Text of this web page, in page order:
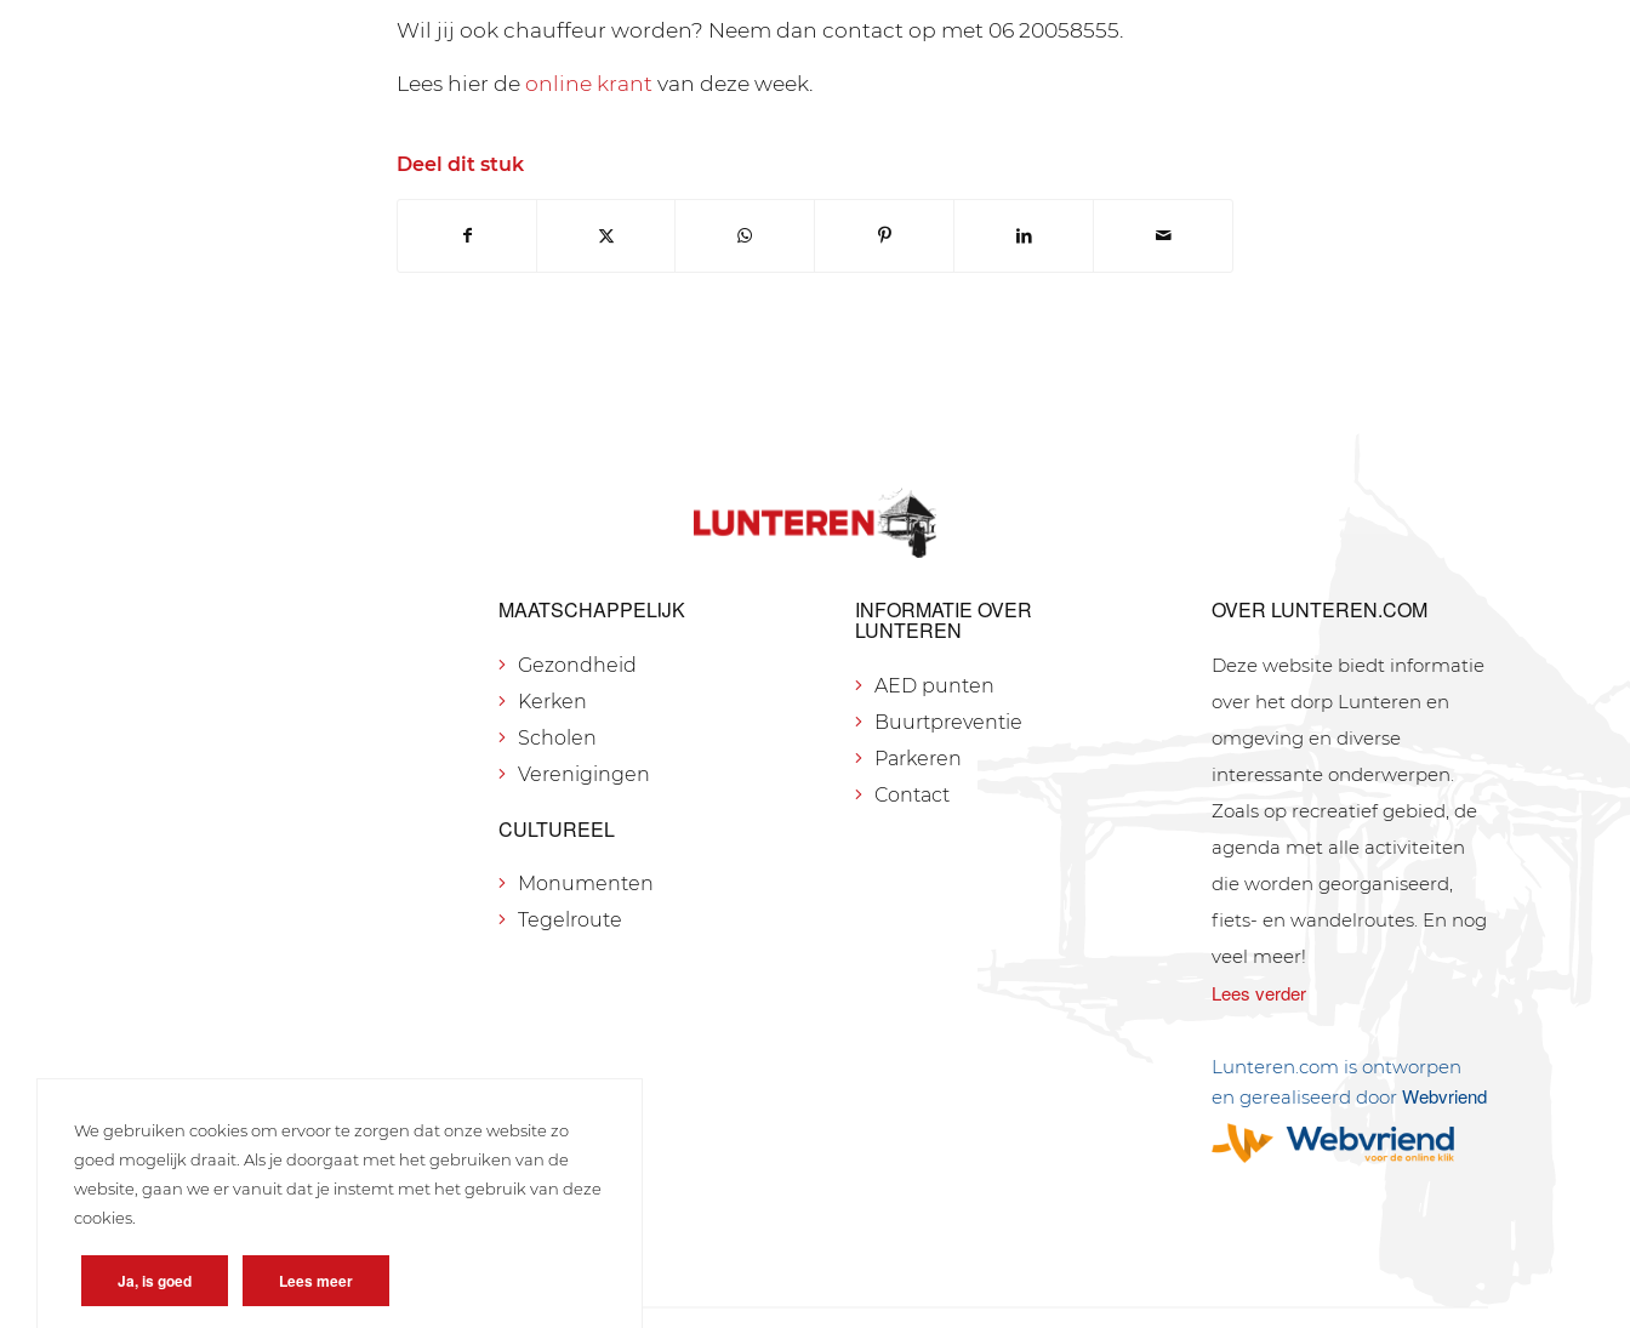
Wil jij ook chauffeur worden? Neem dan contact op met 06 20058555.
Lees hier deonline krant van deze week.
Deel dit stuk
MAATSCHAPPELIJK
Gezondheid
Kerken
Scholen
Verenigingen
CULTUREEL
Monumenten
Tegelroute
INFORMATIE OVER
LUNTEREN
AED punten
Buurtpreventie
Parkeren
Contact
OVER LUNTEREN.COM
Deze website biedt informatie
over het dorp Lunteren en
omgeving en diverse
interessante onderwerpen.
Zoals op recreatief gebied, de
agenda met alle activiteiten
die worden georganiseerd,
fiets- en wandelroutes. En nog
veel meer!
Lees verder
Lunteren.com is ontworpen
en gerealiseerd doorWebvriend
We gebruiken cookies om ervoor te zorgen dat onze website zo
goed mogelijk draait. Als je doorgaat met het gebruiken van de
website, gaan we er vanuit dat je instemt met het gebruik van deze
cookies.
Ja, is goed Lees meer